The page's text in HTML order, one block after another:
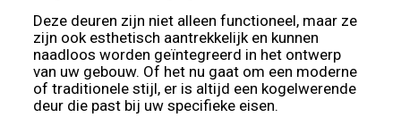
Deze deuren zijn niet alleen functioneel, maar ze
zijn ook esthetisch aantrekkelijk en kunnen
naadloos worden geïntegreerd in het ontwerp
van uw gebouw. Of het nu gaat om een moderne
of traditionele stijl, er is altijd een kogelwerende
deur die past bij uw specifieke eisen.